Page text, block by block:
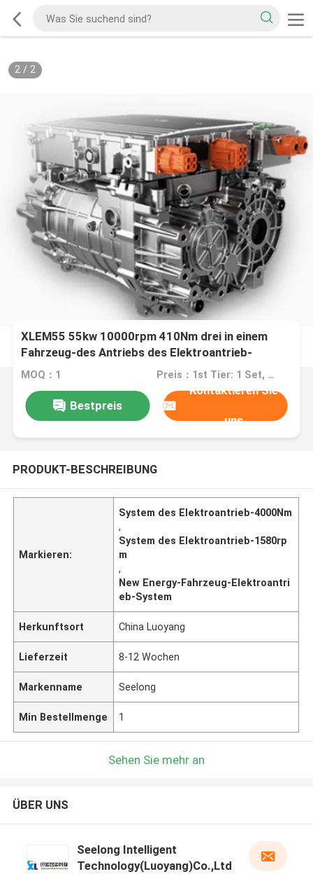
2/ 2
XLEM55 55kw 10000rpm 410Nm drei in einem
Fahrzeug-des Antriebs des Elektroantrieb-
System-New Energy &electric Ansteuersystem
MOQ：1 Preis：1st Tier: 1 Set, Unit Price USD 3.00 2nd Tier: 2-5 Sets, Unit Price USD 2.00 3rd Tier: Over 5 Sets, Unit Price USD 1.00
Bestpreis
Kontaktieren Sie
uns
PRODUKT-BESCHREIBUNG
Markieren:
System des Elektroantrieb-4000Nm
,
System des Elektroantrieb-1580rp
m
,
New Energy-Fahrzeug-Elektroantri
eb-System
Herkunftsort China Luoyang
Lieferzeit 8-12 Wochen
Markenname Seelong
Min Bestellmenge 1
Sehen Sie mehr an
ÜBER UNS
Seelong Intelligent
Technology(Luoyang)Co.,Ltd